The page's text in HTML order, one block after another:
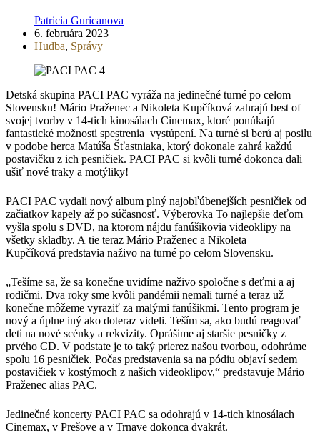
Patricia Guricanova
6. februára 2023
Hudba, Správy
Detská skupina PACI PAC vyráža na jedinečné turné po celom
Slovensku! Mário Praženec a Nikoleta Kupčíková zahrajú best of
svojej tvorby v 14-tich kinosálach Cinemax, ktoré ponúkajú
fantastické možnosti spestrenia vystúpení. Na turné si berú aj posilu
v podobe herca Matúša Šťastniaka, ktorý dokonale zahrá každú
postavičku z ich pesničiek. PACI PAC si kvôli turné dokonca dali
ušiť nové traky a motýliky!
PACI PAC vydali nový album plný najobľúbenejších pesničiek od
začiatkov kapely až po súčasnosť. Výberovka To najlepšie deťom
vyšla spolu s DVD, na ktorom nájdu fanúšikovia videoklipy na
všetky skladby. A tie teraz Mário Praženec a Nikoleta
Kupčíková predstavia naživo na turné po celom Slovensku.
„Tešíme sa, že sa konečne uvidíme naživo spoločne s deťmi a aj
rodičmi. Dva roky sme kvôli pandémii nemali turné a teraz už
konečne môžeme vyraziť za malými fanúšikmi. Tento program je
nový a úplne iný ako doteraz videli. Teším sa, ako budú reagovať
deti na nové scénky a rekvizity. Oprášime aj staršie pesničky z
prvého CD. V podstate je to taký prierez našou tvorbou, odohráme
spolu 16 pesničiek. Počas predstavenia sa na pódiu objaví sedem
postavičiek v kostýmoch z našich videoklipov,“ predstavuje Mário
Praženec alias PAC.
Jedinečné koncerty PACI PAC sa odohrajú v 14-tich kinosálach
Cinemax, v Prešove a v Trnave dokonca dvakrát.